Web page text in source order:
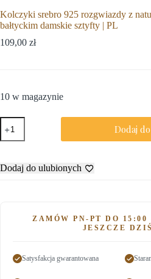
Kolczyki srebro 925 rozgwiazdy z
bałtyckim damskie sztyfty | PL
109,00 zł
10 w magazynie
Dodaj
Dodaj do ulubionych
ZAMÓW PN-PT DO 15:00
JESZCZE
Satysfakcja gwarantowana